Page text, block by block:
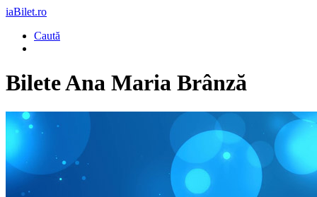
iaBilet.ro
Caută
BileteAna Maria Brânză